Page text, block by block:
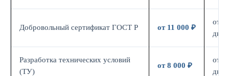
Добровольный сертификат ГОСТ Р от 11 000 ₽
от 7
дн.
Разработка технических условий
(ТУ)
от 8 000 ₽
от 5
дн.